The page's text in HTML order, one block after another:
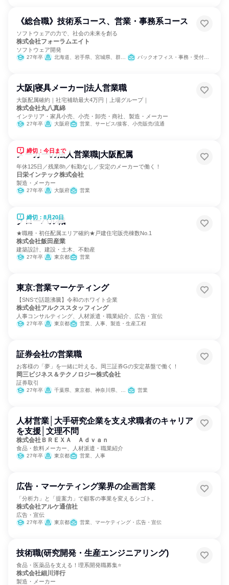
《総合職》技術系コース、営業・事務系コース
ソフトウェアの力で、社会の未来を創る
株式会社フォーラムエイト
ソフトウェア開発
27年卒 北海道、岩手県、宮城県、群馬県、東京都、石川県、愛知県、大阪府、兵庫県、福岡県、宮崎県、沖縄県 バックオフィス・事務・受付、IT、カスタマーサクセス、学術研究、営業、経理/税務/財務、人事、総務、広報/IR、クリエイティブ/デザイン職、出版/メディア/芸能/エンタメ専門職、カスタマーサポート/コールセンター
大阪|寝具メーカー|法人営業職
大阪配属確約｜社宅補助最大4万円｜上場グループ｜
株式会社丸八真綿
インテリア・家具小売、小売・卸売・商社、製造・メーカー
27年卒 大阪府 営業、サービス/接客、小売販売/流通
締切：今日まで
メーカーの法人営業職|大阪配属
年休125日／残業8h／転勤なし／安定のメーカーで働く！
日栄インテック株式会社
製造・メーカー
27年卒 大阪府 営業
締切：8月20日
グローバル職
★職種・初任配属エリア確約★戸建住宅販売棟数No.1
株式会社飯田産業
建築設計、建設・土木、不動産
27年卒 東京都 営業
東京:営業マーケティング
【SNSで話題沸騰】令和のホワイト企業
株式会社アルクススタッフィング
人事コンサルティング、人材派遣・職業紹介、広告・宣伝
27年卒 東京都 営業、人事、製造・生産工程
証券会社の営業職
お客様の「夢」を一緒に叶える。岡三証券Gの安定基盤で働く！
岡三ビジネス＆テクノロジー株式会社
証券取引
27年卒 千葉県、東京都、神奈川県、静岡県 営業
人材営業│大手研究企業を支え求職者のキャリア
を支援│文理不問
株式会社ＢＲＥＸＡ Ａｄｖａｎ
食品・飲料メーカー、人材派遣・職業紹介
27年卒 東京都 営業、人事
広告・マーケティング業界の企画営業
「分析力」と「提案力」で顧客の事業を変えるシゴト。
株式会社アルケ通信社
広告・宣伝
27年卒 東京都 営業、マーケティング・広告・宣伝
技術職(研究開発・生産エンジニアリング)
食品・医薬品を支える！理系開発職募集⭐
株式会社細川洋行
製造・メーカー